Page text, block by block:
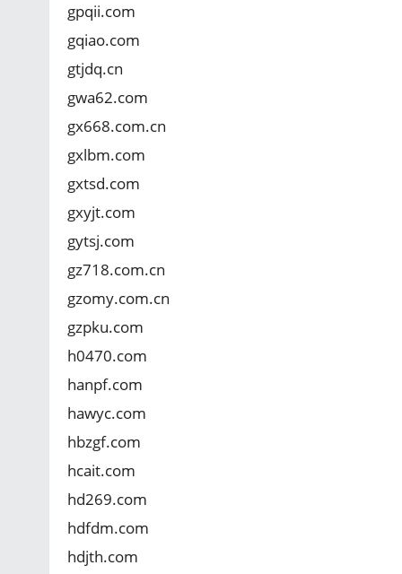
gpqii.com
gqiao.com
gtjdq.cn
gwa62.com
gx668.com.cn
gxlbm.com
gxtsd.com
gxyjt.com
gytsj.com
gz718.com.cn
gzomy.com.cn
gzpku.com
h0470.com
hanpf.com
hawyc.com
hbzgf.com
hcait.com
hd269.com
hdfdm.com
hdjth.com